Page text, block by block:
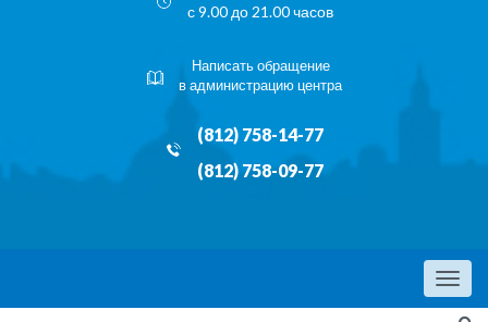
с 9.00 до 21.00 часов
Написать обращение
в администрацию центра
(812) 758-14-77
(812) 758-09-77
Menu